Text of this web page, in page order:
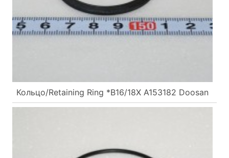
Кольцо/Retaining Ring *B16/18X A153182 Doosan